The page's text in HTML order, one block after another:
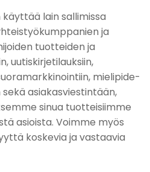
lain sallimissa
ja
tuotteiden ja
uutiskirjetilauksiin,
mielipide-
asiakasviestintään,
sinua tuotteisiimme
asioista. Voimme myös
koskevia ja vastaavia